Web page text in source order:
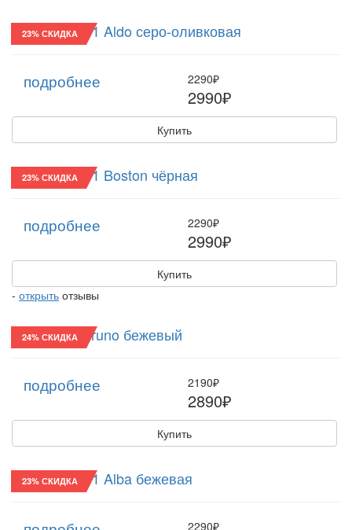
23% СКИДКА
Хулиганка/11 Aldo серо-оливковая
подробнее 2290₽
2990₽
Купить
23% СКИДКА
Хулиганка/11 Boston чёрная
подробнее 2290₽
2990₽
Купить
- открыть отзывы
24% СКИДКА
Реглан/24 Bruno бежевый
подробнее 2190₽
2890₽
Купить
23% СКИДКА
Хулиганка/11 Alba бежевая
2290₽